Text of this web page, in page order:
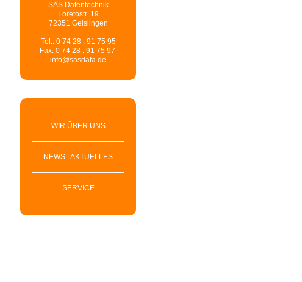
SAS Datentechnik
Loretostr. 19
72351 Geislingen
Tel.: 0 74 28 . 91 75 95
Fax: 0 74 28 . 91 75 97
info@sasdata.de
WIR ÜBER UNS
NEWS | AKTUELLES
SERVICE